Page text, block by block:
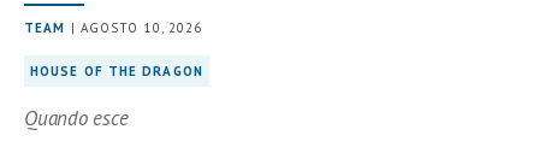
TEAM | AGOSTO 10, 2026
HOUSE OF THE DRAGON
Quando esce